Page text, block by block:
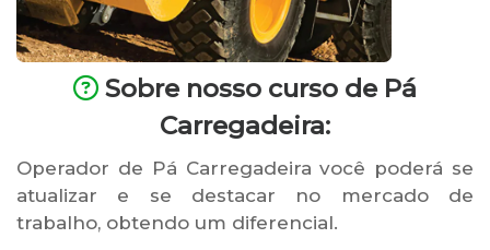
Sobre nosso curso de Pá
Carregadeira:
Operador de Pá Carregadeira você poderá se
atualizar e se destacar no mercado de
trabalho, obtendo um diferencial.